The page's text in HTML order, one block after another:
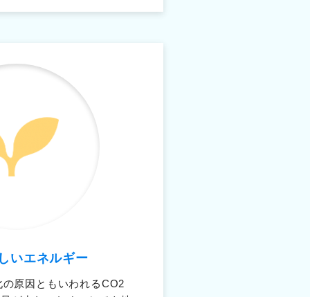
いエネルギー
原因ともいわれるCO2